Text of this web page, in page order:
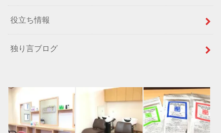
役立ち情報
独り言ブログ